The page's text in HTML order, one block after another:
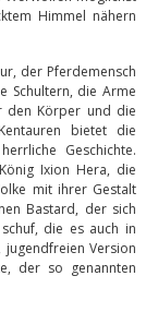
Himmel nähern
der Pferdemensch
Schultern, die Arme
den Körper und die
bietet die
Geschichte.
Ixion Hera, die
mit ihrer Gestalt
Bastard, der sich
die es auch in
Version
der so genannten